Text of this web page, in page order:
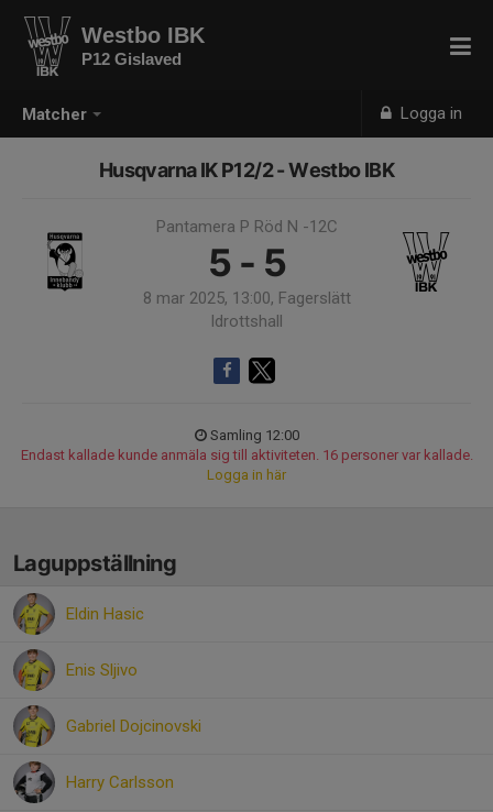
Matcher Logga in
Westbo IBK
P12 Gislaved
Husqvarna IK P12/2 - Westbo IBK
Pantamera P Röd N -12C
5 - 5
8 mar 2025, 13:00, Fagerslätt
Idrottshall
Samling 12:00
Endast kallade kunde anmäla sig till aktiviteten. 16 personer var kallade.
Logga in här
Laguppställning
Eldin Hasic
Enis Sljivo
Gabriel Dojcinovski
Harry Carlsson